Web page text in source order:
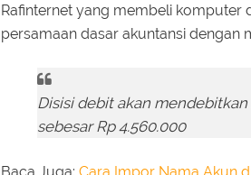
Rafinternet yang membeli komputer
persamaan dasar akuntansi dengan
Disisi debit akan
sebesar Rp 4.560.000